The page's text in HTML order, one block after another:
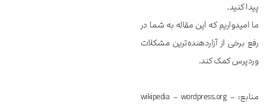
پیدا کنید.
ما امیدواریم که این مقاله به شما در
رفع برخی از آزاردهنده‌ترین مشکلات
وردپرس کمک کند.
منابع: wikipedia – wordpress.org –